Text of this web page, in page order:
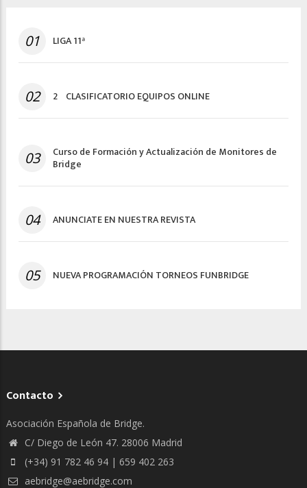
01 LIGA 11ª
02 2º CLASIFICATORIO EQUIPOS ONLINE
03 Curso de Formación y Actualización de Monitores de
Bridge
04 ANUNCIATE EN NUESTRA REVISTA
05 NUEVA PROGRAMACIÓN TORNEOS FUNBRIDGE
Contacto
Asociación Española de Bridge.
C/ Diego de León 47. 28006 Madrid
(+34) 91 782 46 94 | 659 402 263
aebridge@aebridge.com